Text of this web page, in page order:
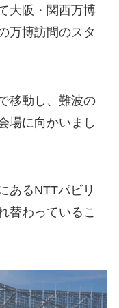
大阪・関西万博
万博訪問のスタ
移動し、難波の
場に向かいまし
あるNTTパビリ
替わっているこ